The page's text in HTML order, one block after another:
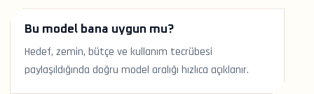
Bu model bana uygun mu?
Hedef, zemin, bütçe ve kullanım tecrübesi
paylaşıldığında doğru model aralığı hızlıca açıklanır.